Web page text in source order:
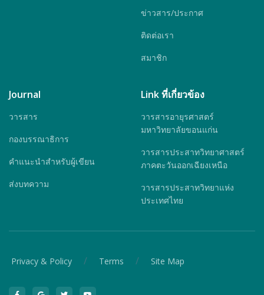
ข่าวสาร/ประกาศ
ติดต่อเรา
สมาชิก
Journal
วารสาร
กองบรรณาธิการ
คำแนะนำสำหรับผู้เขียน
ส่งบทความ
Link ที่เกี่ยวข้อง
วารสารอายุรศาสตร์
มหาวิทยาลัยขอนแก่น
วารสารประสาทวิทยาศาสตร์
ภาคตะวันออกเฉียงเหนือ
วารสารประสาทวิทยาแห่ง
ประเทศไทย
Privacy & Policy / Terms / Site Map